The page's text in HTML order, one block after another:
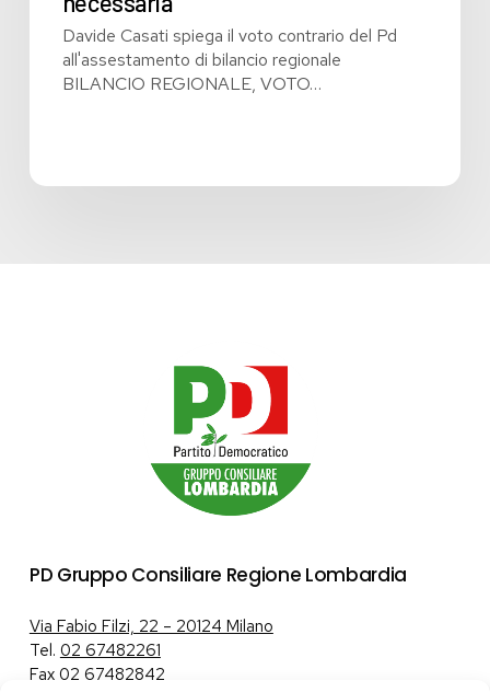
Davide Casati spiega il voto contrario del Pd
all'assestamento di bilancio regionale
BILANCIO REGIONALE, VOTO…
PD Gruppo Consiliare Regione Lombardia
Via Fabio Filzi, 22 – 20124 Milano
Tel. 02 67482261
Fax 02 67482842